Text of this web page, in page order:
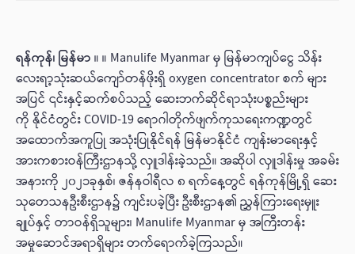
ရန်ကုန်၊ မြန်မာ ။ ။ Manulife Myanmar မှ မြန်မာကျပ်ငွေ သိန်း
လေးရာ့သုံးဆယ်ကျော်တန်ဖိုးရှိ oxygen concentrator စက် များ
အပြင် ၎င်းနှင့်ဆက်စပ်သည့် ဆေးဘက်ဆိုင်ရာသုံးပစ္စည်းများ
ကို နိုင်ငံတွင်း COVID-19 ရောဂါတိုက်ဖျက်ကုသရေးကဏ္ဍတွင်
အထောက်အကူပြု အသုံးပြုနိုင်ရန် မြန်မာနိုင်ငံ ကျန်းမာရေးနှင့်
အားကစားဝန်ကြီးဌာနသို့ လှူဒါန်းခဲ့သည်။ အဆိုပါ လှူဒါန်းမှု အခမ်း
အနားကို ၂၀၂၁ခုနှစ်၊ ဇန်နဝါရီလ ၈ ရက်နေ့တွင် ရန်ကုန်မြို့ရှိ ဆေး
သုတေသနဦးစီးဌာန၌ ကျင်းပခဲ့ပြီး ဦးစီးဌာန၏ ညွှန်ကြားရေးမှူး
ချုပ်နှင့် တာဝန်ရှိသူများ၊ Manulife Myanmar မှ အကြီးတန်း
အမှုဆောင်အရာရှိများ တက်ရောက်ခဲ့ကြသည်။